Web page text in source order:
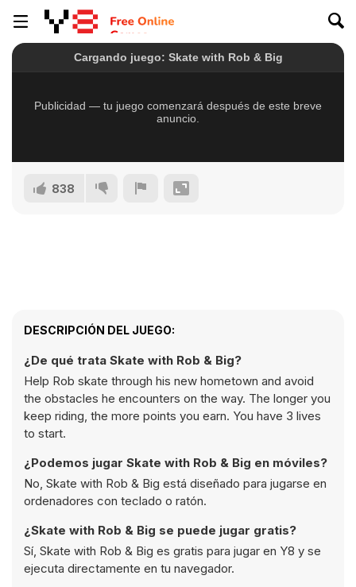
838
DESCRIPCIÓN DEL JUEGO:
¿De qué trata Skate with Rob & Big?
Help Rob skate through his new hometown and avoid
the obstacles he encounters on the way. The longer you
keep riding, the more points you earn. You have 3 lives
to start.
¿Podemos jugar Skate with Rob & Big en móviles?
No, Skate with Rob & Big está diseñado para jugarse en
ordenadores con teclado o ratón.
¿Skate with Rob & Big se puede jugar gratis?
Sí, Skate with Rob & Big es gratis para jugar en Y8 y se
ejecuta directamente en tu navegador.